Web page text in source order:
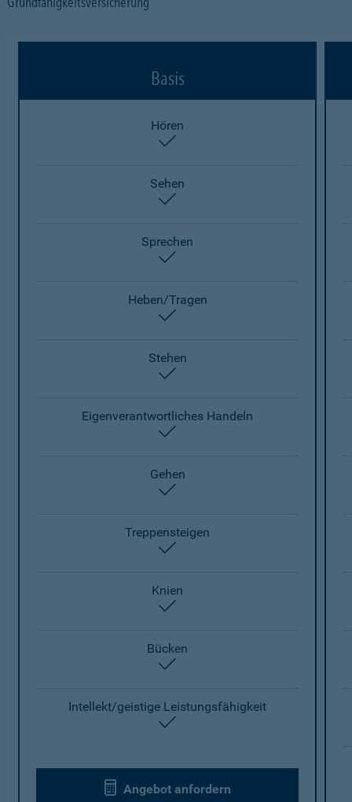
Basis
Hören
Sehen
Sprechen
Heben/Tragen
Stehen
Eigenverantwortliches Handeln
Gehen
Treppensteigen
Knien
Bücken
Intellekt/geistige Leistungsfähigkeit
Angebot anfordern